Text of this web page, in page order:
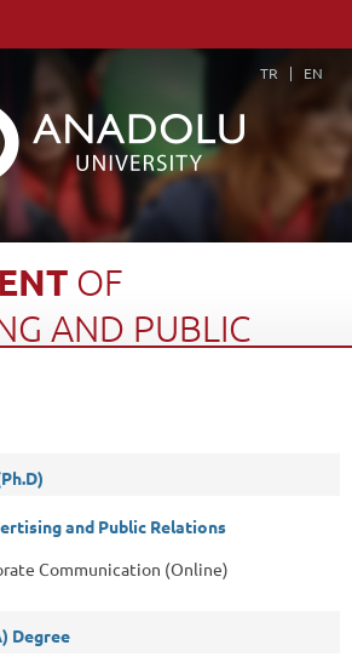
TR EN
OF
AND PUBLIC
and Public Relations
Communication (Online)
Degree